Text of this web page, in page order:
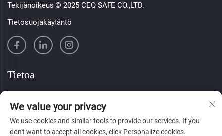
Tekijänoikeus © 2025 CEQ SAFE CO.,LTD.
Tietosuojakäytäntö
Tietoa
We value your privacy
We use cookies and similar tools to provide our services. If you
don't want to accept all cookies, click Personalize cookies.